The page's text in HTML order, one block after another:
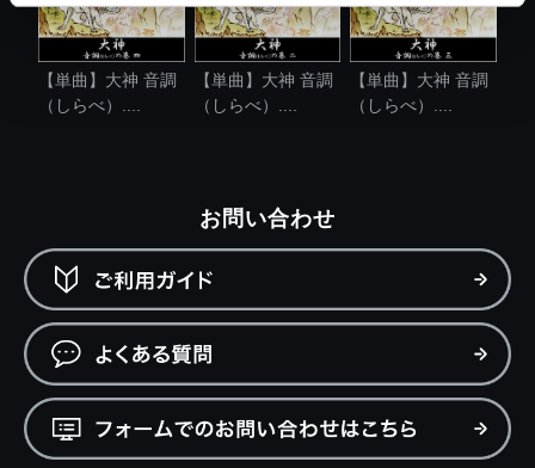
【単曲】大神 音調
（しらべ）....
【単曲】大神 音調
（しらべ）....
【単曲】大神 音調
（しらべ）....
お問い合わせ